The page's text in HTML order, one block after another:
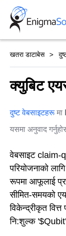
Skip
content
खतरा डाटाबेस
क्युबिट
दुष्ट वेबसाइटहरू मा
यसमा अनुवाद
वेबसाइट
परियोजनाको
रूपमा आफूलाई
सीमित-समयको
विकेन्द्रीकृत
नि:शुल्क '$Qubit'